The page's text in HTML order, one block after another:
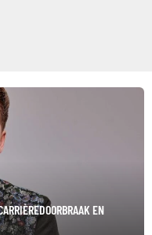
EN